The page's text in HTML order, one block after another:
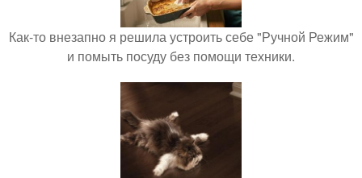
Как-то внезапно я решила устроить себе "Ручной Режим"
и помыть посуду без помощи техники.